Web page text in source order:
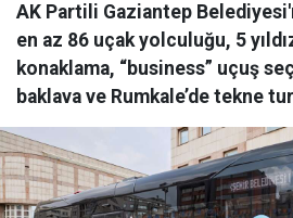
AK Partili Gaziantep
en az 86 uçak yolculuğu, 5
konaklama, “business” uçuş
baklava ve Rumkale’de tekne